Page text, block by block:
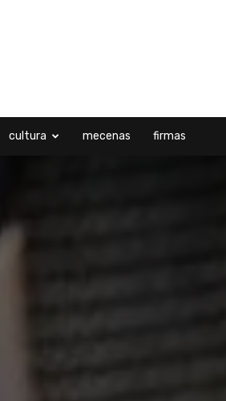
cultura mecenas firmas